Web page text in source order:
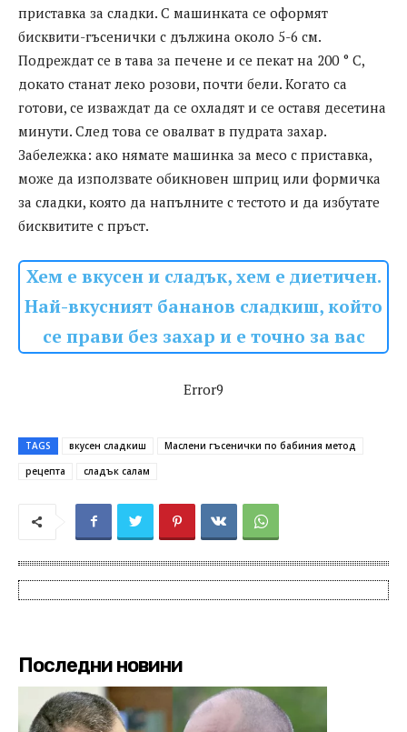
приставка за сладки. С машинката се оформят
бисквити-гъсенички с дължина около 5-6 см.
Подреждат се в тава за печене и се пекат на 200 ° С,
докато станат леко розови, почти бели. Когато са
готови, се изваждат да се охладят и се оставя десетина
минути. След това се овалват в пудрата захар.
Забележка: ако нямате машинка за месо с приставка,
може да използвате обикновен шприц или формичка
за сладки, която да напълните с тестото и да избутате
бисквитите с пръст.
Хем е вкусен и сладък, хем е диетичен.
Най-вкусният бананов сладкиш, който
се прави без захар и е точно за вас
Error9
TAGS вкусен сладкиш
Маслени гъсенички по бабиния метод
рецепта
сладък салам
Последни новини